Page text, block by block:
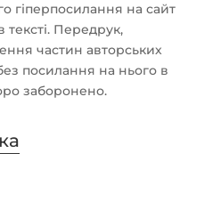
гіперпосилання на сайт
тексті. Передрук,
частин авторських
посилання на нього в
заборонено.